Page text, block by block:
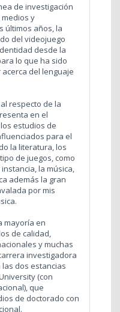
de investigación
y
últimos años, la
del videojuego
desde la
lo que ha sido
del lenguaje
respecto de la
en el
estudios de
para el
la literatura, los
de juegos, como
la música,
además la gran
por mis
mayoría en
de calidad,
y muchas
investigadora
dos estancias
(con
que
de doctorado con